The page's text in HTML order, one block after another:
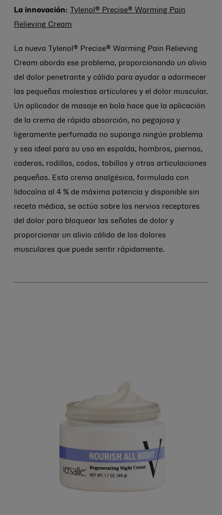
La innovación: Tylenol® Precise® Warming Pain
Relieving Cream
La nueva Tylenol® Precise® Warming Pain Relieving
Cream aborda ese problema, proporcionando un alivio
del dolor penetrante y cálido para ayudar a adormecer
las pequeñas molestias articulares y el dolor muscular.
Un aplicador de masaje en bola hace que la aplicación
de la crema de rápida absorción, no pegajosa y
ligeramente perfumada no suponga ningún problema
y sea ideal para su uso en espalda, hombros, piernas,
caderas, rodillas, codos, tobillos y otras articulaciones
pequeñas. Esta crema analgésica, formulada con
lidocaína al 4 % de máxima potencia y disponible sin
receta médica, se actúa sobre los nervios receptores
del dolor para bloquear las señales de dolor y
proporcionar un alivio cálido de los dolores
musculares que puede sentir rápidamente.